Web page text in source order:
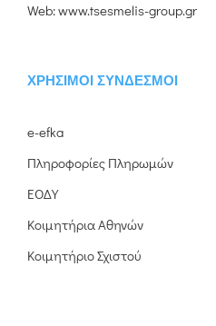
Web:www.tsesmelis-group.gr
ΧΡΉΣΙΜΟΙ ΣΎΝΔΕΣΜΟΙ
e-efka
Πληροφορίες Πληρωμών
ΕΟΔΥ
Κοιμητήρια Αθηνών
Κοιμητήριο Σχιστού